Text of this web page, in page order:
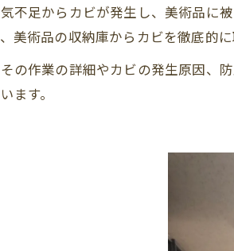
不足からカビが発生し、美術品に
美術品の収納庫からカビを徹底的
の作業の詳細やカビの発生原因、
ます。